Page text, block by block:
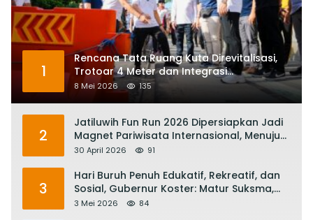
1
Rencana Tata Ruang Kuta Direvitalisasi,
Trotoar 4 Meter dan Integrasi
Transportasi Listrik
8 Mei 2026 135
2
Jatiluwih Fun Run 2026 Dipersiapkan Jadi
Magnet Pariwisata Internasional, Menuju
Satu Abad Pariwisata Bali
30 April 2026 91
3
Hari Buruh Penuh Edukatif, Rekreatif, dan
Sosial, Gubernur Koster: Matur Suksma,
Keringat Pekerja Mesin Ekonomi Bali
3 Mei 2026 84